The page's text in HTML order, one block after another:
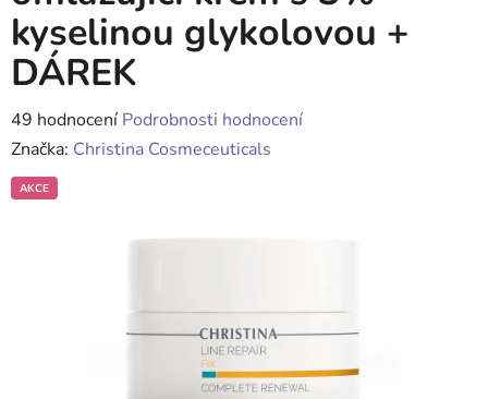
kyselinou glykolovou +
DÁREK
Průměrné
hodnocení
produktu
je
49 hodnocení Podrobnosti hodnocení
Značka: Christina Cosmeceuticals
AKCE